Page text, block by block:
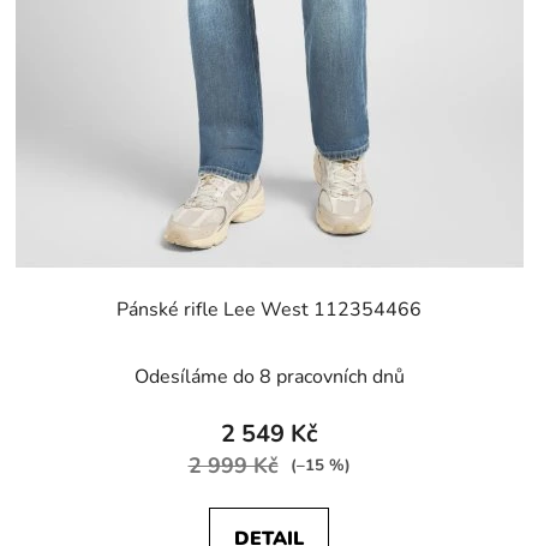
Pánské rifle Lee West 112354466
Odesíláme do 8 pracovních dnů
2 549 Kč
2 999 Kč (–15 %)
DETAIL